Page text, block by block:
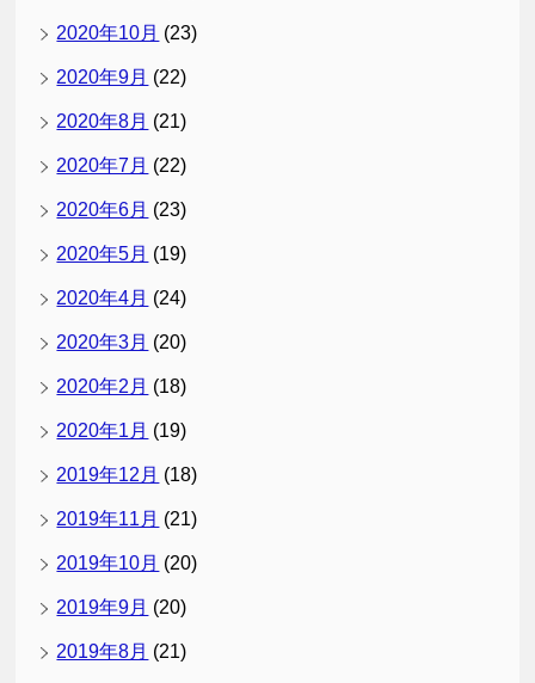
2020年10月 (23)
2020年9月 (22)
2020年8月 (21)
2020年7月 (22)
2020年6月 (23)
2020年5月 (19)
2020年4月 (24)
2020年3月 (20)
2020年2月 (18)
2020年1月 (19)
2019年12月 (18)
2019年11月 (21)
2019年10月 (20)
2019年9月 (20)
2019年8月 (21)